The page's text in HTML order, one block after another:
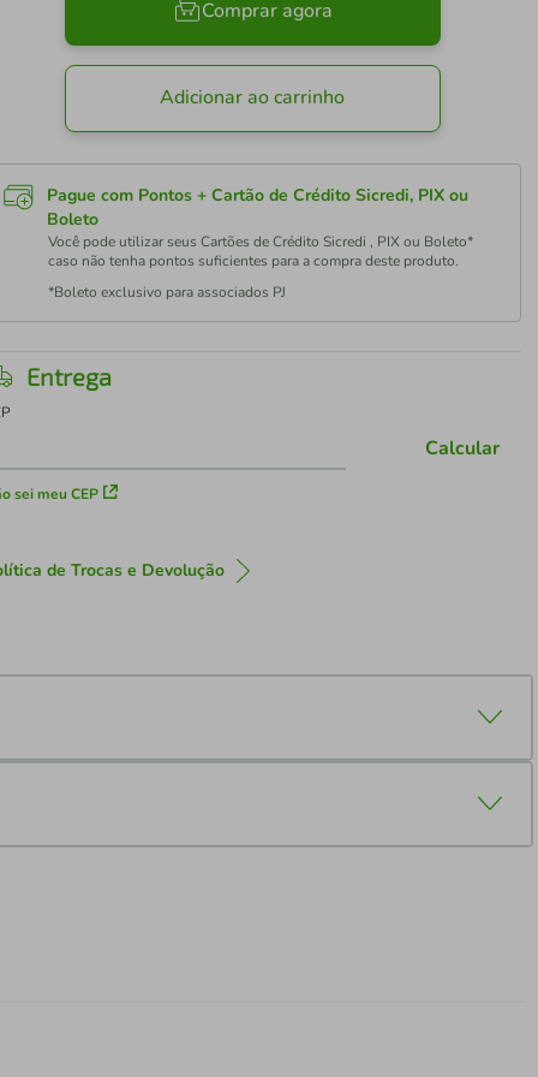
Comprar agora
Adicionar ao carrinho
Pague com Pontos + Cartão de Crédito Sicredi, PIX ou
Boleto
Você pode utilizar seus Cartões de Crédito Sicredi , PIX ou Boleto*
caso não tenha pontos suficientes para a compra deste produto.
*Boleto exclusivo para associados PJ
Entrega
sei meu CEP
Calcular
de Trocas e Devolução